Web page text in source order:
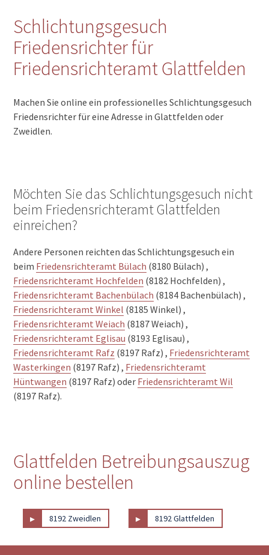
Schlichtungsgesuch
Friedensrichter für
Friedensrichteramt Glattfelden
Machen Sie online ein professionelles Schlichtungsgesuch
Friedensrichter für eine Adresse in Glattfelden oder
Zweidlen.
Möchten Sie das Schlichtungsgesuch nicht
beim Friedensrichteramt Glattfelden
einreichen?
Andere Personen reichten das Schlichtungsgesuch ein
beim Friedensrichteramt Bülach (8180 Bülach) ,
Friedensrichteramt Hochfelden (8182 Hochfelden) ,
Friedensrichteramt Bachenbülach (8184 Bachenbülach) ,
Friedensrichteramt Winkel (8185 Winkel) ,
Friedensrichteramt Weiach (8187 Weiach) ,
Friedensrichteramt Eglisau (8193 Eglisau) ,
Friedensrichteramt Rafz (8197 Rafz) , Friedensrichteramt
Wasterkingen (8197 Rafz) , Friedensrichteramt
Hüntwangen (8197 Rafz) oder Friedensrichteramt Wil
(8197 Rafz).
Glattfelden Betreibungsauszug
online bestellen
▸ 8192 Zweidlen ▸ 8192 Glattfelden